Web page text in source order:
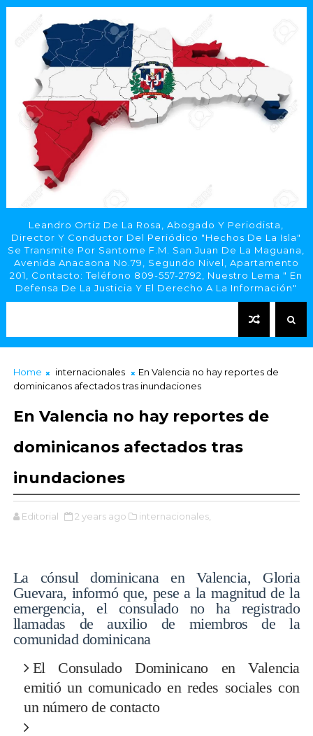
Leandro Ortiz De La Rosa, Abogado Y Periodista,
Director Y Conductor Del Periódico "Hechos De La Isla"
Se Transmite Por Santome F.M. San Juan De La Maguana,
Avenida Anacaona No.79, Segundo Nivel, Apartamento
201, Contacto: Teléfono 809-557-2792, Nuestro Lema " En
Defensa De La Justicia Y El Derecho A La Información"
Home internacionales
En Valencia no hay reportes de
dominicanos afectados tras inundaciones
En Valencia no hay reportes de
dominicanos afectados tras
inundaciones
Editorial 2 years ago internacionales,
La cónsul dominicana en Valencia, Gloria
Guevara, informó que, pese a la magnitud de la
emergencia, el consulado no ha registrado
llamadas de auxilio de miembros de la
comunidad dominicana
El Consulado Dominicano en Valencia
emitió un comunicado en redes sociales con
un número de contacto